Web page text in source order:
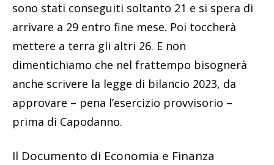
sono stati conseguiti soltanto 21 e si spera di
arrivare a 29 entro fine mese. Poi toccherà
mettere a terra gli altri 26. E non
dimentichiamo che nel frattempo bisognerà
anche scrivere la legge di bilancio 2023, da
approvare – pena l’esercizio provvisorio –
prima di Capodanno.
Il Documento di Economia e Finanza